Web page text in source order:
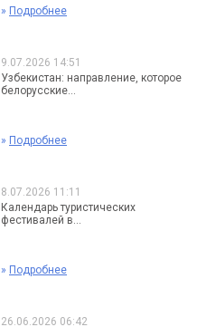
» Подробнее
9.07.2026 14:51
Узбекистан: направление, которое
белорусские...
» Подробнее
8.07.2026 11:11
Календарь туристических
фестивалей в...
» Подробнее
26.06.2026 06:42